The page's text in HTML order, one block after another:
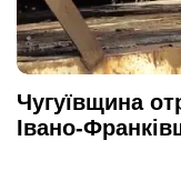
Чугуївщина
Івано-